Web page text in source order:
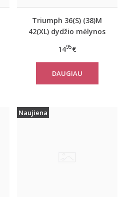
Triumph 36(S) (38)M
42(XL) dydžio mėlynos
medvilninė miego
palaidinė Mix Match
TOP SSL 01 X
1495€
DAUGIAU
Naujiena